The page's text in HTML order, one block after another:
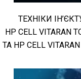
ТЕХНІКИ
HP CELL VITARAN
ТА HP CELL